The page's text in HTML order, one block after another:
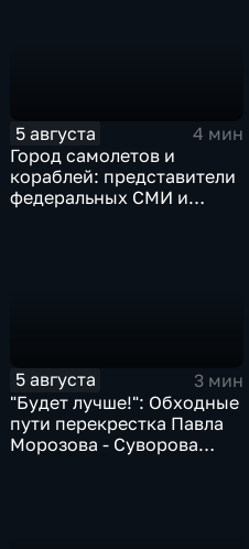
5 августа
4 мин
Город самолетов и
кораблей: представители
федеральных СМИ и
5 августа
3 мин
"Будет лучше!": Обходные
пути перекрестка Павла
Морозова - Суворова